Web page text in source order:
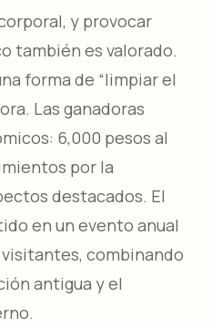
y provocar
también es valorado.
forma de “limpiar el
Las ganadoras
6,000 pesos al
por la
destacados. El
en un evento anual
combinando
antigua y el